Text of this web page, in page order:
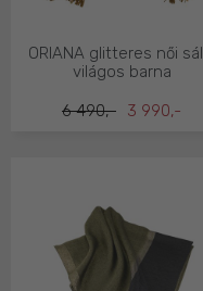
6 490,- 3 990,-
ORIANA glitteres női
világos barna